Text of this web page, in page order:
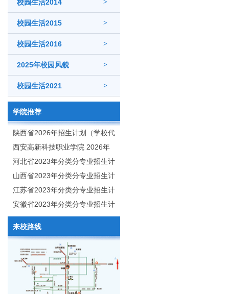
>
校园生活2014
>
校园生活2015
>
校园生活2016
>
2025年校园风貌
>
校园生活2021
学院推荐
陕西省2026年招生计划（学校代
码：8103）
西安高新科技职业学院 2026年
招生章程
河北省2023年分类分专业招生计
划（院校代号：1889）
山西省2023年分类分专业招生计
划（院校代号：5560）
江苏省2023年分类分专业招生计
划（院校代号：8931）
安徽省2023年分类分专业招生计
划（院校代号：2648）
来校路线